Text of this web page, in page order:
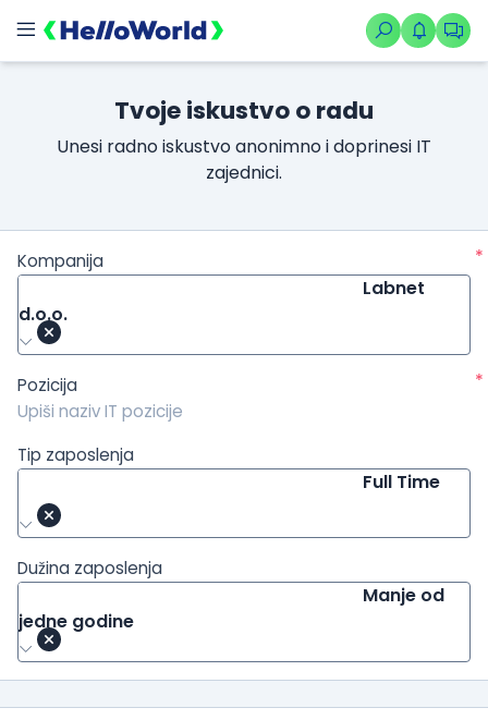
Tvoje iskustvo o radu
Unesi radno iskustvo anonimno i doprinesi IT
zajednici.
Kompanija
*
Labnet
d.o.o.
Pozicija *
Tip zaposlenja
Full Time
Dužina zaposlenja
Manje od
jedne godine
/kompanije/iskustvo/